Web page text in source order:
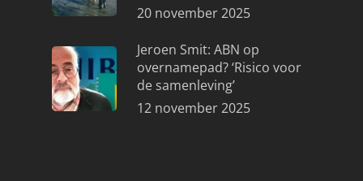
20 november 2025
Jeroen Smit: ABN op
overnamepad? ‘Risico voor
de samenleving’
12 november 2025